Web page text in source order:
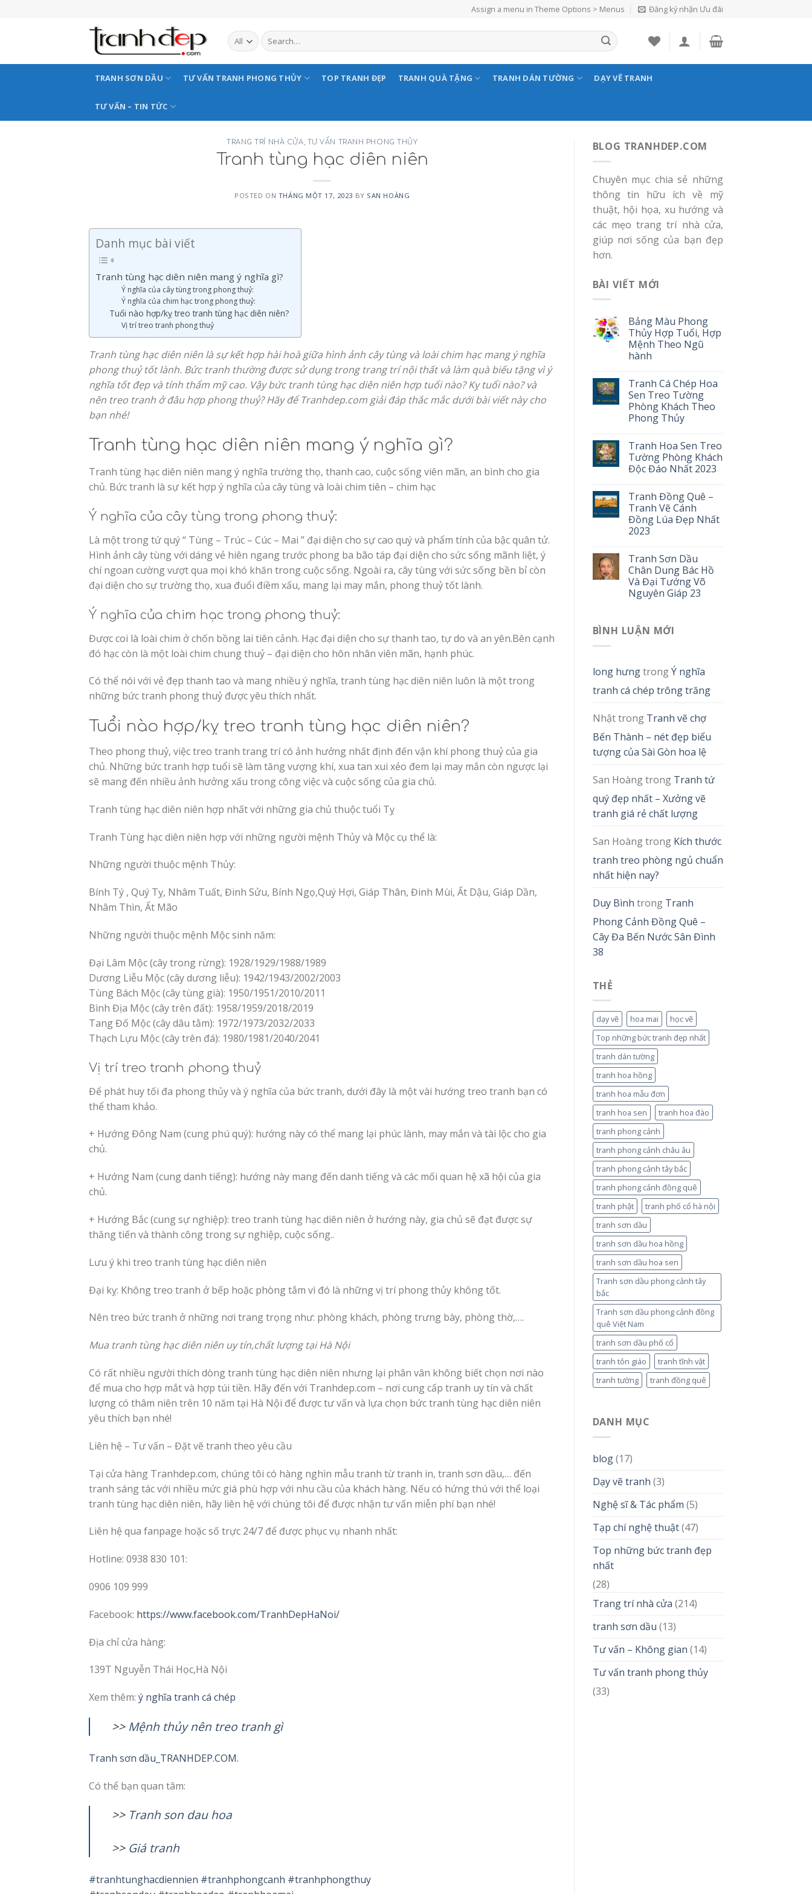
Assign a menu in Theme Options > Menus Đăng ký nhận Ưu đãi
TRANH SƠN DẦU TƯ VẤN TRANH PHONG THỦY TOP TRANH ĐẸP TRANH QUÀ TẶNG TRANH DÁN TƯỜNG DẠY VẼ TRANH
TƯ VẤN – TIN TỨC
TRANG TRÍ NHÀ CỬA, TƯ VẤN TRANH PHONG THỦY
Tranh tùng hạc diên niên
POSTED ON THÁNG MỘT 17, 2023 BY SAN HOÀNG
Danh mục bài viết
Tranh tùng hạc diên niên mang ý nghĩa gì?
Ý nghĩa của cây tùng trong phong thuỷ:
Ý nghĩa của chim hạc trong phong thuỷ:
Tuổi nào hợp/kỵ treo tranh tùng hạc diên niên?
Vị trí treo tranh phong thuỷ
Tranh tùng hạc diên niên là sự kết hợp hài hoà giữa hình ảnh cây tùng và loài chim hạc mang ý nghĩa
phong thuỷ tốt lành. Bức tranh thường được sử dụng trong trang trí nội thất và làm quà biếu tặng vì ý
nghĩa tốt đẹp và tính thẩm mỹ cao. Vậy bức tranh tùng hạc diên niên hợp tuổi nào? Kỵ tuổi nào? và
nên treo tranh ở đâu hợp phong thuỷ? Hãy để Tranhdep.com giải đáp thắc mắc dưới bài viết này cho
bạn nhé!
Tranh tùng hạc diên niên mang ý nghĩa gì?
Tranh tùng hạc diên niên mang ý nghĩa trường thọ, thanh cao, cuộc sống viên mãn, an bình cho gia
chủ. Bức tranh là sự kết hợp ý nghĩa của cây tùng và loài chim tiên – chim hạc
Ý nghĩa của cây tùng trong phong thuỷ:
Là một trong tứ quý “ Tùng – Trúc – Cúc – Mai ” đại diện cho sự cao quý và phẩm tính của bậc quân tử.
Hình ảnh cây tùng với dáng vẻ hiên ngang trước phong ba bão táp đại diện cho sức sống mãnh liệt, ý
chí ngoan cường vượt qua mọi khó khăn trong cuộc sống. Ngoài ra, cây tùng với sức sống bền bỉ còn
đại diện cho sự trường thọ, xua đuổi điềm xấu, mang lại may mắn, phong thuỷ tốt lành.
Ý nghĩa của chim hạc trong phong thuỷ:
Được coi là loài chim ở chốn bồng lai tiên cảnh. Hạc đại diện cho sự thanh tao, tự do và an yên.Bên cạnh
đó hạc còn là một loài chim chung thuỷ – đại diện cho hôn nhân viên mãn, hạnh phúc.
Có thể nói với vẻ đẹp thanh tao và mang nhiều ý nghĩa, tranh tùng hạc diên niên luôn là một trong
những bức tranh phong thuỷ được yêu thích nhất.
Tuổi nào hợp/kỵ treo tranh tùng hạc diên niên?
Theo phong thuỷ, việc treo tranh trang trí có ảnh hưởng nhất định đến vận khí phong thuỷ của gia
chủ. Những bức tranh hợp tuổi sẽ làm tăng vượng khí, xua tan xui xẻo đem lại may mắn còn ngược lại
sẽ mang đến nhiều ảnh hưởng xấu trong công việc và cuộc sống của gia chủ.
Tranh tùng hạc diên niên hợp nhất với những gia chủ thuộc tuổi Tỵ
Tranh Tùng hạc diên niên hợp với những người mệnh Thủy và Mộc cụ thể là:
Những người thuộc mệnh Thủy:
Bính Tý , Quý Tỵ, Nhâm Tuất, Đinh Sửu, Bính Ngọ,Quý Hợi, Giáp Thân, Đinh Mùi, Ất Dậu, Giáp Dần,
Nhâm Thìn, Ất Mão
Những người thuộc mệnh Mộc sinh năm:
Đại Lâm Mộc (cây trong rừng): 1928/1929/1988/1989
Dương Liễu Mộc (cây dương liễu): 1942/1943/2002/2003
Tùng Bách Mộc (cây tùng già): 1950/1951/2010/2011
Bình Địa Mộc (cây trên đất): 1958/1959/2018/2019
Tang Đố Mộc (cây dâu tằm): 1972/1973/2032/2033
Thạch Lựu Mộc (cây trên đá): 1980/1981/2040/2041
Vị trí treo tranh phong thuỷ
Để phát huy tối đa phong thủy và ý nghĩa của bức tranh, dưới đây là một vài hướng treo tranh bạn có
thể tham khảo.
+ Hướng Đông Nam (cung phú quý): hướng này có thể mang lại phúc lành, may mắn và tài lộc cho gia
chủ.
+ Hướng Nam (cung danh tiếng): hướng này mang đến danh tiếng và các mối quan hệ xã hội của gia
chủ.
+ Hướng Bắc (cung sự nghiệp): treo tranh tùng hạc diên niên ở hướng này, gia chủ sẽ đạt được sự
thăng tiến và thành công trong sự nghiệp, cuộc sống..
Lưu ý khi treo tranh tùng hạc diên niên
Đại kỵ: Không treo tranh ở bếp hoặc phòng tắm vì đó là những vị trí phong thủy không tốt.
Nên treo bức tranh ở những nơi trang trọng như: phòng khách, phòng trưng bày, phòng thờ,….
Mua tranh tùng hạc diên niên uy tín,chất lượng tại Hà Nội
Có rất nhiều người thích dòng tranh tùng hạc diên niên nhưng lại phân vân không biết chọn nơi nào
để mua cho hợp mắt và hợp túi tiền. Hãy đến với Tranhdep.com – nơi cung cấp tranh uy tín và chất
lượng có thâm niên trên 10 năm tại Hà Nội để được tư vấn và lựa chọn bức tranh tùng hạc diên niên
yêu thích bạn nhé!
Liên hệ – Tư vấn – Đặt vẽ tranh theo yêu cầu
Tại cửa hàng Tranhdep.com, chúng tôi có hàng nghìn mẫu tranh từ tranh in, tranh sơn dầu,… đến
tranh sáng tác với nhiều mức giá phù hợp với nhu cầu của khách hàng. Nếu có hứng thú với thể loại
tranh tùng hạc diên niên, hãy liên hệ với chúng tôi để được nhận tư vấn miễn phí bạn nhé!
Liên hệ qua fanpage hoặc số trực 24/7 để được phục vụ nhanh nhất:
Hotline: 0938 830 101:
0906 109 999
Facebook: https://www.facebook.com/TranhDepHaNoi/
Địa chỉ cửa hàng:
139T Nguyễn Thái Học,Hà Nội
Xem thêm: ý nghĩa tranh cá chép
>> Mệnh thủy nên treo tranh gì
Tranh sơn dầu_TRANHDEP.COM.
Có thể bạn quan tâm:
>> Tranh son dau hoa
>> Giá tranh
#tranhtunghacdiennien #tranhphongcanh #tranhphongthuy
BLOG TRANHDEP.COM
Chuyên mục chia sẻ những
thông tin hữu ích về mỹ
thuật, hội họa, xu hướng và
các mẹo trang trí nhà cửa,
giúp nơi sống của bạn đẹp
hơn.
BÀI VIẾT MỚI
Bảng Màu Phong
Thủy Hợp Tuổi, Hợp
Mệnh Theo Ngũ
hành
Tranh Cá Chép Hoa
Sen Treo Tường
Phòng Khách Theo
Phong Thủy
Tranh Hoa Sen Treo
Tường Phòng Khách
Độc Đáo Nhất 2023
Tranh Đồng Quê –
Tranh Vẽ Cánh
Đồng Lúa Đẹp Nhất
2023
Tranh Sơn Dầu
Chân Dung Bác Hồ
Và Đại Tướng Võ
Nguyên Giáp 23
BÌNH LUẬN MỚI
long hưngtrongÝ nghĩa
tranh cá chép trông trăng
Nhậttrong Tranh vẽ chợ
Bến Thành – nét đẹp biểu
tượng của Sài Gòn hoa lệ
San Hoàngtrong Tranh tứ
quý đẹp nhất – Xưởng vẽ
tranh giá rẻ chất lượng
San Hoàngtrong Kích thước
tranh treo phòng ngủ chuẩn
nhất hiện nay?
Duy Bình trong Tranh
Phong Cảnh Đồng Quê –
Cây Đa Bến Nước Sân Đình
38
THẺ
dạy vẽ hoa mai
học vẽ
Top những bức tranh đẹp nhất
tranh dán tường
tranh hoa hồng
tranh hoa mẫu đơn
tranh hoa sen
tranh hoa đào
tranh phong cảnh
tranh phong cảnh châu âu
tranh phong cảnh tây bắc
tranh phong cảnh đồng quê
tranh phật
tranh phố cổ hà nội
tranh sơn dầu
tranh sơn dầu hoa hồng
tranh sơn dầu hoa sen
Tranh sơn dầu phong cảnh tây
bắc
Tranh sơn dầu phong cảnh đồng
quê Việt Nam
tranh sơn dầu phố cổ
tranh tôn giáo
tranh tĩnh vật
tranh tường
tranh đồng quê
DANH MỤC
blog(17)
Dạy vẽ tranh (3)
Nghệ sĩ & Tác phẩm (5)
Tạp chí nghệ thuật(47)
Top những bức tranh đẹp
nhất
(28)
Trang trí nhà cửa (214)
tranh sơn dầu (13)
Tư vấn – Không gian (14)
Tư vấn tranh phong thủy
(33)